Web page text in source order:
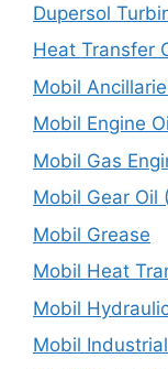
Dupersol
Heat Transfer
Mobil
Mobil Engine
Mobil Gas
Mobil Gear Oil
Mobil Grease
Mobil Heat
Mobil
Mobil